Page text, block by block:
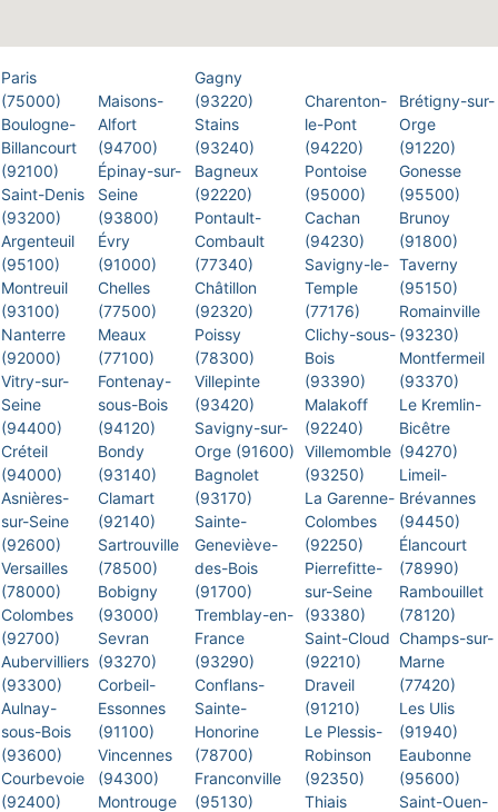
Paris
(75000)
Boulogne-
Billancourt
(92100)
Saint-Denis
(93200)
Argenteuil
(95100)
Montreuil
(93100)
Nanterre
(92000)
Vitry-sur-
Seine
(94400)
Créteil
(94000)
Asnières-
sur-Seine
(92600)
Versailles
(78000)
Colombes
(92700)
Aubervilliers
(93300)
Aulnay-
sous-Bois
(93600)
Courbevoie
(92400)
Maisons-
Alfort
(94700)
Épinay-sur-
Seine
(93800)
Évry
(91000)
Chelles
(77500)
Meaux
(77100)
Fontenay-
sous-Bois
(94120)
Bondy
(93140)
Clamart
(92140)
Sartrouville
(78500)
Bobigny
(93000)
Sevran
(93270)
Corbeil-
Essonnes
(91100)
Vincennes
(94300)
Montrouge
Gagny
(93220)
Stains
(93240)
Bagneux
(92220)
Pontault-
Combault
(77340)
Châtillon
(92320)
Poissy
(78300)
Villepinte
(93420)
Savigny-sur-
Orge (91600)
Bagnolet
(93170)
Sainte-
Geneviève-
des-Bois
(91700)
Tremblay-en-
France
(93290)
Conflans-
Sainte-
Honorine
(78700)
Franconville
(95130)
Charenton-
le-Pont
(94220)
Pontoise
(95000)
Cachan
(94230)
Savigny-le-
Temple
(77176)
Clichy-sous-
Bois
(93390)
Malakoff
(92240)
Villemomble
(93250)
La Garenne-
Colombes
(92250)
Pierrefitte-
sur-Seine
(93380)
Saint-Cloud
(92210)
Draveil
(91210)
Le Plessis-
Robinson
(92350)
Thiais
Brétigny-sur-
Orge
(91220)
Gonesse
(95500)
Brunoy
(91800)
Taverny
(95150)
Romainville
(93230)
Montfermeil
(93370)
Le Kremlin-
Bicêtre
(94270)
Limeil-
Brévannes
(94450)
Élancourt
(78990)
Rambouillet
(78120)
Champs-sur-
Marne
(77420)
Les Ulis
(91940)
Eaubonne
(95600)
Saint-Ouen-